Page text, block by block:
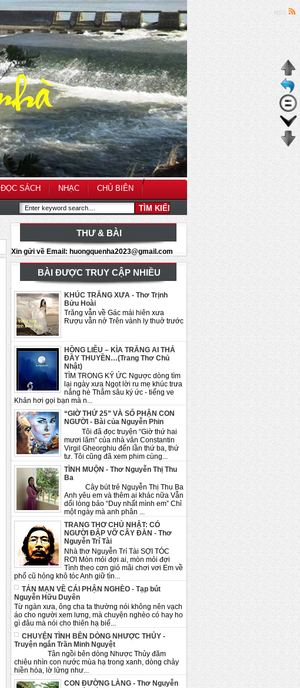
/
ĐỌC SÁCH NHẠC CHỦ BIÊN
RSS
THƯ & BÀI
Xin gửi về Email: huongquenha2023@gmail.com
BÀI ĐƯỢC TRUY CẬP NHIỀU
KHÚC TRĂNG XƯA - Thơ Trịnh
Bửu Hoài
Trăng vẫn về Gác mái hiên xưa
Rượu vẫn nở Trên vành ly thuở trước
HỒNG LIỄU – KÌA TRĂNG AI THẢ
ĐẦY THUYỀN…(Trang Thơ Chủ
Nhật)
TÌM TRONG KÝ ỨC Ngược dòng tìm
lại ngày xưa Ngọt lời ru mẹ khúc trưa
nắng hè Thẳm sâu ký ức - tiếng ve
Khản hơi gọi bạn mà n...
“GIỜ THỨ 25” VÀ SỐ PHẬN CON
NGƯỜI - Bài của Nguyễn Phin
Tôi đã đọc truyện “Giờ thứ hai
mươi lăm” của nhà văn Constantin
Virgil Gheorghiu đến lần thứ ba, thứ
tư. Tôi cũng đã xem phim cùng...
TÌNH MUỘN - Thơ Nguyễn Thị Thu
Ba
Cây bút trẻ Nguyễn Thị Thu Ba
Anh yêu em và thêm ai khác nữa Vẫn
dối lòng bảo “Duy nhất mình em” Chỉ
một ngày mà anh phân ...
TRANG THƠ CHỦ NHẬT: CÓ
NGƯỜI ĐẬP VỠ CÂY ĐÀN - Thơ
Nguyễn Trí Tài
Nhà thơ Nguyễn Trí Tài SỢI TÓC
RƠI Mòn mỏi đợi ai, mòn mỏi đợi
Tình theo cơn gió mãi chơi vơi Em về
phố cũ hỏng khô tóc Anh giữ tìn...
TẢN MẠN VỀ CÁI PHẬN NGHÈO - Tạp bút
Nguyễn Hữu Duyên
Từ ngàn xưa, ông cha ta thường nói không nên vạch
áo cho người xem lưng, mà chuyện nghèo có hay ho
gì đâu mà nói cho thiên hạ biế...
CHUYỆN TÌNH BÊN DÒNG NHƯỢC THỦY -
Truyện ngắn Trần Minh Nguyệt
Tân ngồi bên dòng Nhược Thủy đăm
chiêu nhìn con nước mùa hạ trong xanh, dòng chảy
hiền hòa, lờ lửng như...
CON ĐƯỜNG LÀNG - Thơ Nguyễn